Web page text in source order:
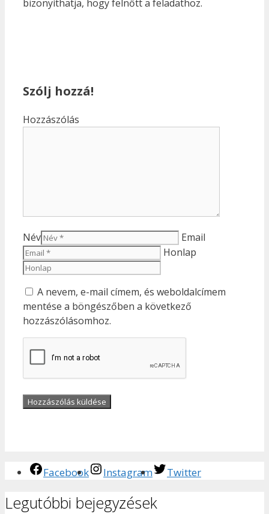
bizonyíthatja, hogy felnőtt a feladathoz.
Szólj hozzá!
Hozzászólás
Név
Email
Honlap
A nevem, e-mail címem, és weboldalcímem
mentése a böngészőben a következő
hozzászólásomhoz.
Facebook Instagram Twitter
Legutóbbi bejegyzések